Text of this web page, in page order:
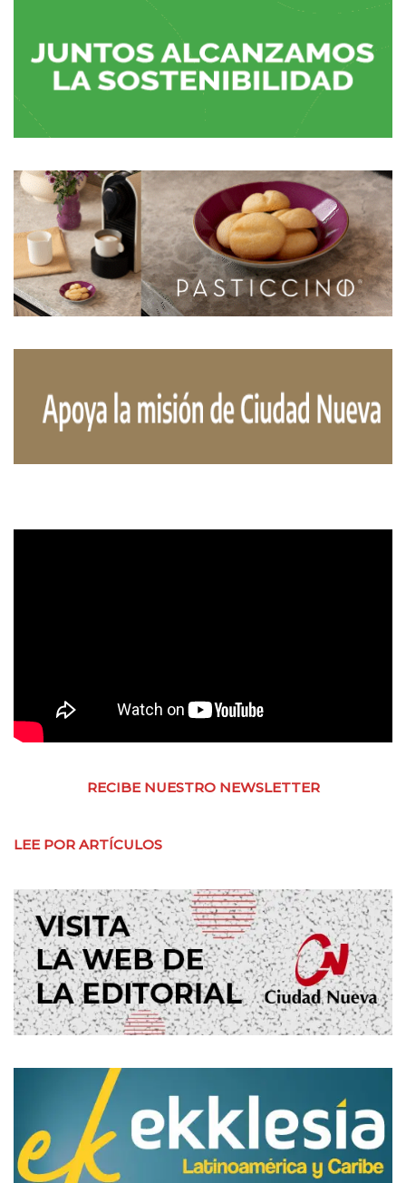
RECIBE NUESTRO NEWSLETTER
LEE POR ARTÍCULOS